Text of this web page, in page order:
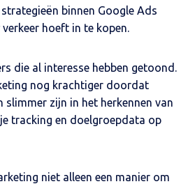
binnen Google Ads
hoeft in te kopen.
die al interesse hebben getoond.
nog krachtiger doordat
slimmer zijn in het herkennen van
tracking en doelgroepdata op
niet alleen een manier om